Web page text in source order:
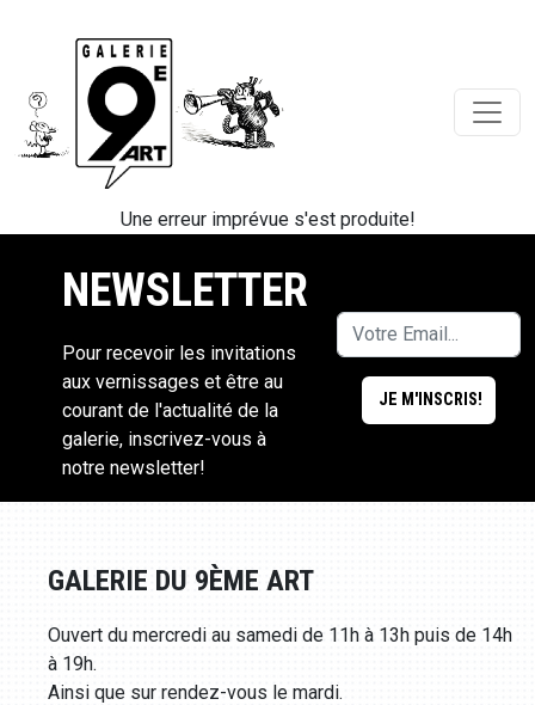
Une erreur imprévue s'est produite!
NEWSLETTER
Pour recevoir les invitations
aux vernissages et être au
courant de l'actualité de la
galerie, inscrivez-vous à
notre newsletter!
GALERIE DU 9ÈME ART
Ouvert du mercredi au samedi de 11h à 13h puis de 14h
à 19h.
Ainsi que sur rendez-vous le mardi.